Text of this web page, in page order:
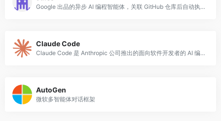
Google 出品的异步 AI 编程智能体，关联 GitHub 仓库后自动执行任务并提交 PR。
Claude Code
Claude Code 是 Anthropic 公司推出的面向软件开发者的 AI 编程代理工具，以命令行界面（CLI）形式运行，可直接在终端中与代码库进行深度交
AutoGen
微软多智能体对话框架